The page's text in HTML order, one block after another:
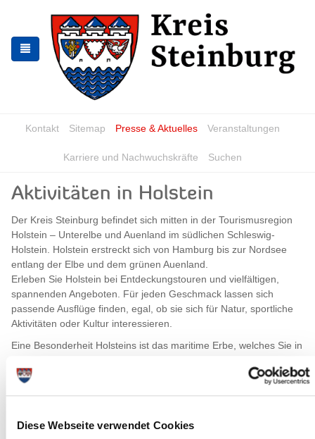
Diese Webseite verwendet Cookies
the
navigation
the
content
Kontakt Sitemap Presse & Aktuelles Veranstaltungen
Karriere und Nachwuchskräfte Suchen
Aktivitäten in Holstein
Der Kreis Steinburg befindet sich mitten in der Tourismusregion
Holstein – Unterelbe und Auenland im südlichen Schleswig-
Holstein. Holstein erstreckt sich von Hamburg bis zur Nordsee
entlang der Elbe und dem grünen Auenland.
Erleben Sie Holstein bei Entdeckungstouren und vielfältigen,
spannenden Angeboten. Für jeden Geschmack lassen sich
passende Ausflüge finden, egal, ob sie sich für Natur, sportliche
Aktivitäten oder Kultur interessieren.
Eine Besonderheit Holsteins ist das maritime Erbe, welches Sie in
erleben. Werden Sie Kapitän bei einer Bootstour auf einem
Genießen Sie die schöne Landschaft Holsteins bei